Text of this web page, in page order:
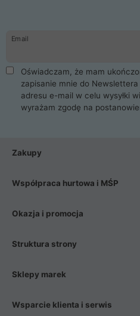
Email
Oświadczam, że mam
zapisanie mnie do
adresu e-mail w celu wysyłki
wyrażam zgodę na
Zakupy
Współpraca hurtowa i MŚP
Okazja i promocja
Struktura strony
Sklepy marek
Wsparcie klienta i serwis